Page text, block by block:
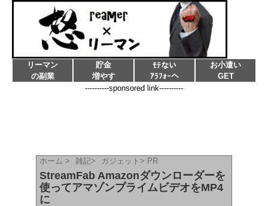
リーマン
の副業
貯金
増やす
ﾓﾃない
ｱﾗﾌｫｰへ
お小遣い
GET
----------sponsored link----------
ホーム > 雑記> ガジェット > PR
StreamFab Amazonダウンローダーを
使ってアマゾンプライムビデオをMP4
に